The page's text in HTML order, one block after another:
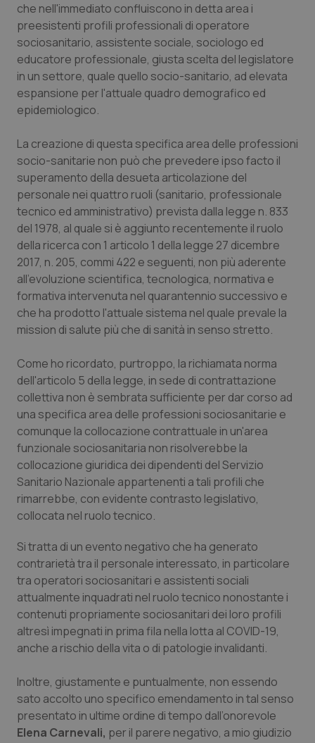
che nell'immediato confluiscono in detta area i
preesistenti profili professionali di operatore
sociosanitario, assistente sociale, sociologo ed
educatore professionale, giusta scelta del legislatore
in un settore, quale quello socio-sanitario, ad elevata
espansione per l'attuale quadro demografico ed
epidemiologico.
La creazione di questa specifica area delle professioni
socio-sanitarie non può che prevedere ipso facto il
superamento della desueta articolazione del
personale nei quattro ruoli (sanitario, professionale
tecnico ed amministrativo) prevista dalla legge n. 833
del 1978, al quale si è aggiunto recentemente il ruolo
della ricerca con 1 articolo 1 della legge 27 dicembre
2017, n. 205, commi 422 e seguenti, non più aderente
all'evoluzione scientifica, tecnologica, normativa e
formativa intervenuta nel quarantennio successivo e
che ha prodotto l'attuale sistema nel quale prevale la
mission di salute più che di sanità in senso stretto.
Come ho ricordato, purtroppo, la richiamata norma
dell'articolo 5 della legge, in sede di contrattazione
collettiva non è sembrata sufficiente per dar corso ad
una specifica area delle professioni sociosanitarie e
comunque la collocazione contrattuale in un'area
funzionale sociosanitaria non risolverebbe la
collocazione giuridica dei dipendenti del Servizio
Sanitario Nazionale appartenenti a tali profili che
rimarrebbe, con evidente contrasto legislativo,
collocata nel ruolo tecnico.
Si tratta di un evento negativo che ha generato
contrarietà tra il personale interessato, in particolare
tra operatori sociosanitari e assistenti sociali
attualmente inquadrati nel ruolo tecnico nonostante i
contenuti propriamente sociosanitari dei loro profili
altresì impegnati in prima fila nella lotta al COVID-19,
anche a rischio della vita o di patologie invalidanti.
Inoltre, giustamente e puntualmente, non essendo
sato accolto uno specifico emendamento in tal senso
presentato in ultime ordine di tempo dall’onorevole
Elena Carnevali, per il parere negativo, a mio giudizio
Necessari Statistici Marketing
I cookie necessari contribuiscono a rendere fruibile il
sito web abilitandone funzionalità di base quali la
navigazione sulle pagine e l'accesso alle aree
protette del sito. Il sito web non è in grado di
Nome
Fornitore/Dominio
VISITOR_PRIVACY_METADATA
YouTube
.youtube.com
CookieScriptConsent
CookieScript
www.quotidianosanita.it
5
tracking-sites-ironfish-
tracking-enable
www.quotidianosanita.it
www.quotidianosanita.it
_ga
Google LLC
1